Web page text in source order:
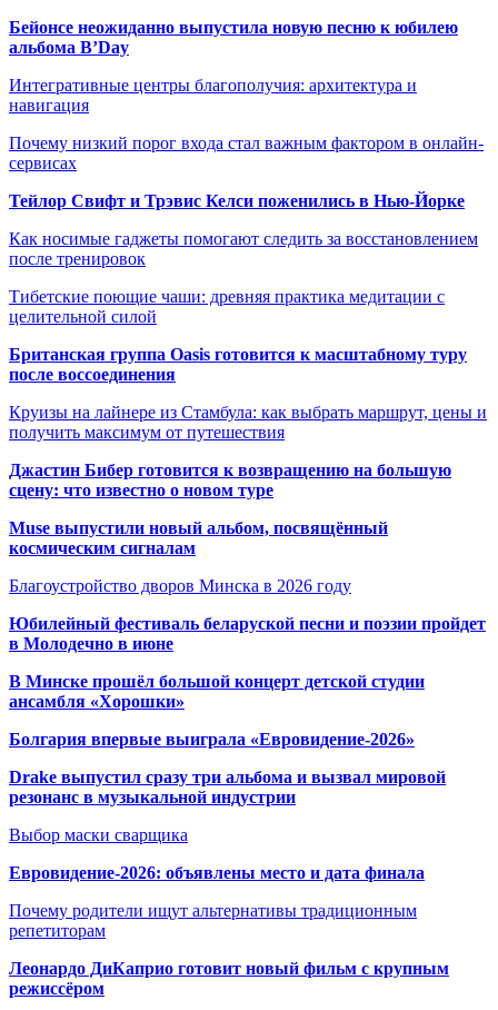
Бейонсе неожиданно выпустила новую песню к юбилею
альбома B’Day
Интегративные центры благополучия: архитектура и
навигация
Почему низкий порог входа стал важным фактором в онлайн-
сервисах
Тейлор Свифт и Трэвис Келси поженились в Нью-Йорке
Как носимые гаджеты помогают следить за восстановлением
после тренировок
Тибетские поющие чаши: древняя практика медитации с
целительной силой
Британская группа Oasis готовится к масштабному туру
после воссоединения
Круизы на лайнере из Стамбула: как выбрать маршрут, цены и
получить максимум от путешествия
Джастин Бибер готовится к возвращению на большую
сцену: что известно о новом туре
Muse выпустили новый альбом, посвящённый
космическим сигналам
Благоустройство дворов Минска в 2026 году
Юбилейный фестиваль беларуской песни и поэзии пройдет
в Молодечно в июне
В Минске прошёл большой концерт детской студии
ансамбля «Хорошки»
Болгария впервые выиграла «Евровидение-2026»
Drake выпустил сразу три альбома и вызвал мировой
резонанс в музыкальной индустрии
Выбор маски сварщика
Евровидение-2026: объявлены место и дата финала
Почему родители ищут альтернативы традиционным
репетиторам
Леонардо ДиКаприо готовит новый фильм с крупным
режиссёром